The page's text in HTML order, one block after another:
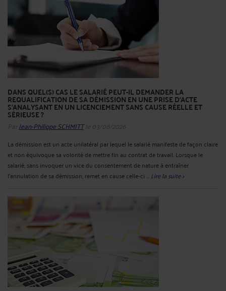
DANS QUEL(S) CAS LE SALARIÉ PEUT-IL DEMANDER LA
REQUALIFICATION DE SA DÉMISSION EN UNE PRISE D'ACTE
S'ANALYSANT EN UN LICENCIEMENT SANS CAUSE RÉELLE ET
SÉRIEUSE ?
Par Jean-Philippe SCHMITTle 03/08/2026
La démission est un acte unilatéral par lequel le salarié manifeste de façon claire
et non équivoque sa volonté de mettre fin au contrat de travail. Lorsque le
salarié, sans invoquer un vice du consentement de nature à entraîner
l'annulation de sa démission, remet en cause celle-ci ... Lire la suite >